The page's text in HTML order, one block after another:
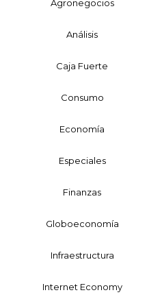
Agronegocios
Análisis
Caja Fuerte
Consumo
Economía
Especiales
Finanzas
Globoeconomía
Infraestructura
Internet Economy